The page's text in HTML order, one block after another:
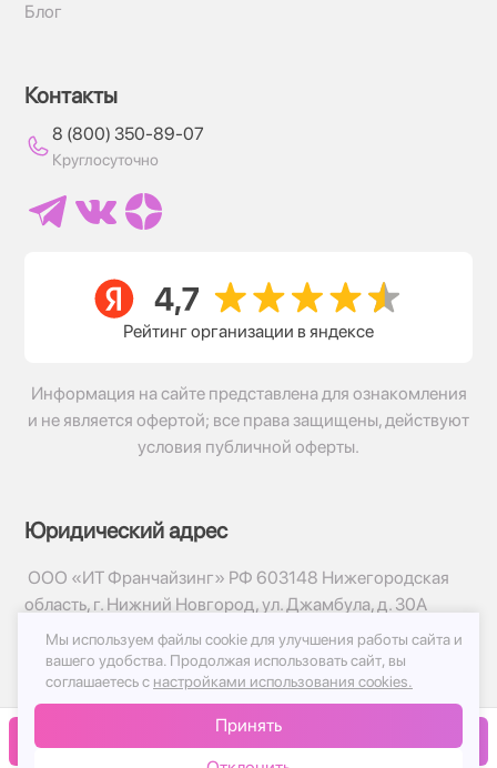
В корзину
Блог
Контакты
8 (800) 350-89-07
Круглосуточно
Рейтинг организации в яндексе
Информация на сайте представлена для ознакомления
и не является офертой; все права защищены, действуют
условия публичной оферты.
Юридический адрес
ООО «ИТ Франчайзинг» РФ 603148 Нижегородская
область, г. Нижний Новгород, ул. Джамбула, д. 30А
© 2017-2026г, База Цветов 24.ру
Политика конфиденциальности
Публичная оферта
Мы используем файлы cookie для улучшения работы сайта и
вашего удобства. Продолжая использовать сайт, вы
соглашаетесь с настройками использования cookies.
Принять